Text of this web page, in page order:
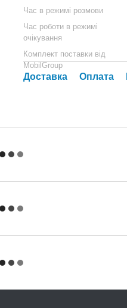
Час в режимі розмови
Час роботи в режимі
очікування
Комплект поставки від
MobilGroup
Доставка Оплата